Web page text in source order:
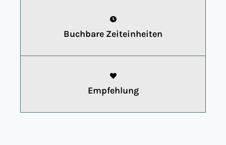
Buchbare Zeiteinheiten
Empfehlung